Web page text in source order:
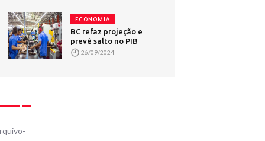
ECONOMIA
BC refaz projeção e
prevê salto no PIB
26/09/2024